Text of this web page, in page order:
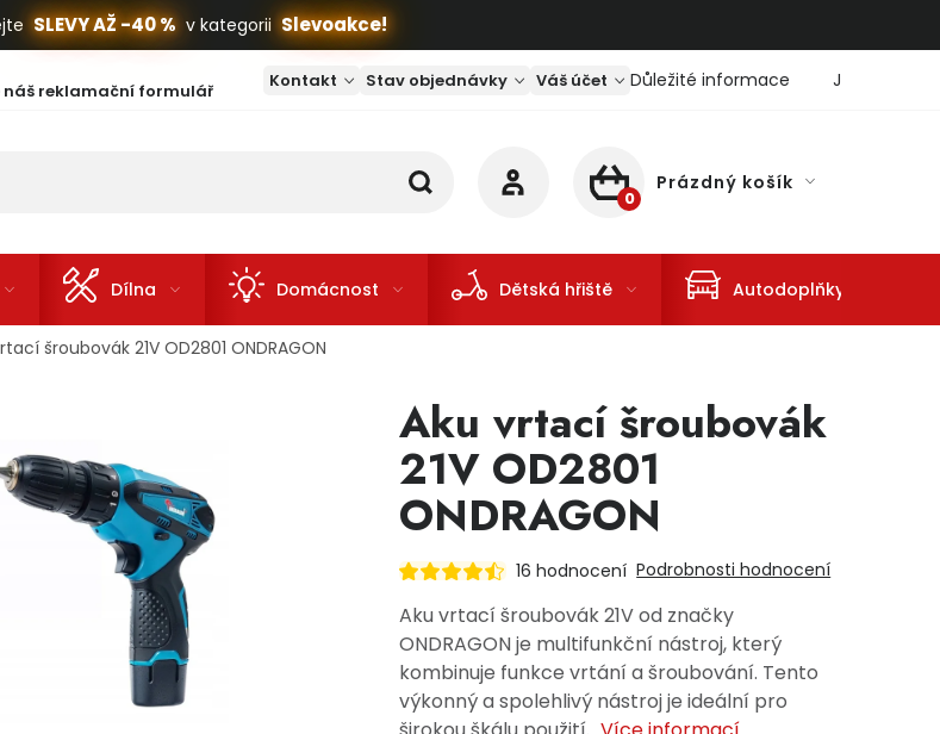
SLEVY AŽ -40 % v kategorii Slevoakce!
náš reklamační formulář Kontakt Stav objednávky Váš účet Důležité informace Jaký je
NÁKUPNÍ KOŠÍK
Prázdný košík
Dílna Domácnost Dětská hřiště Autodoplňky
šroubovák 21V OD2801 ONDRAGON
Aku vrtací šroubovák
21V OD2801
ONDRAGON
16 hodnocení Podrobnosti hodnocení
Aku vrtací šroubovák 21V od značky
ONDRAGON je multifunkční nástroj, který
kombinuje funkce vrtání a šroubování. Tento
výkonný a spolehlivý nástroj je ideální pro